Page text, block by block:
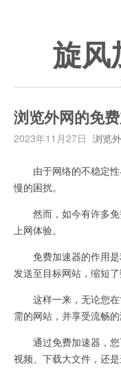
旋风
浏览外网的免
2023年11月27日 浏览
由于网络的不稳定性
慢的困扰。
然而，如今有许多免
上网体验。
免费加速器的作用是
发送至目标网站，缩短了
这样一来，无论您在
需的网站，并享受流畅的
通过免费加速器，您
视频、下载大文件，还